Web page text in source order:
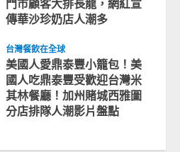
門市顧客大排長龍，網紅宣
傳華沙珍奶店人潮多
台灣餐飲在全球
美國人愛鼎泰豐小籠包！美
國人吃鼎泰豐受歡迎台灣米
其林餐廳！加州賭城西雅圖
分店排隊人潮影片盤點